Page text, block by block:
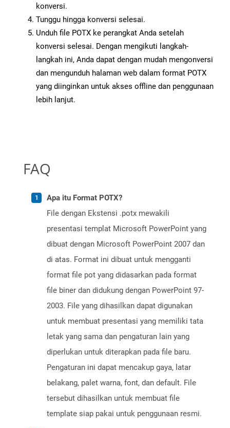
konversi.
Tunggu hingga konversi selesai.
Unduh file POTX ke perangkat Anda setelah
konversi selesai. Dengan mengikuti langkah-
langkah ini, Anda dapat dengan mudah mengonversi
dan mengunduh halaman web dalam format POTX
yang diinginkan untuk akses offline dan penggunaan
lebih lanjut.
FAQ
Apa itu Format POTX?
File dengan Ekstensi .potx mewakili
presentasi templat Microsoft PowerPoint yang
dibuat dengan Microsoft PowerPoint 2007 dan
di atas. Format ini dibuat untuk mengganti
format file pot yang didasarkan pada format
file biner dan didukung dengan PowerPoint 97-
2003. File yang dihasilkan dapat digunakan
untuk membuat presentasi yang memiliki tata
letak yang sama dan pengaturan lain yang
diperlukan untuk diterapkan pada file baru.
Pengaturan ini dapat mencakup gaya, latar
belakang, palet warna, font, dan default. File
tersebut dihasilkan untuk membuat file
template siap pakai untuk penggunaan resmi.